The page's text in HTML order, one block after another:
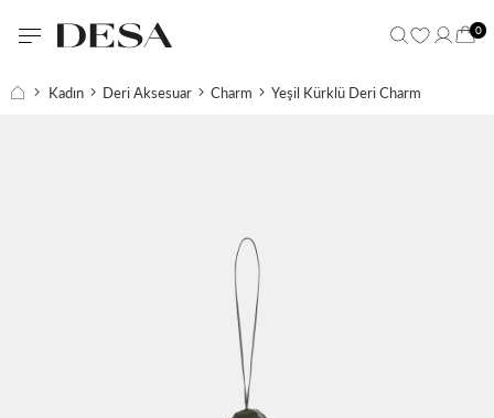
0
Kadın Deri Aksesuar Charm Yeşil Kürklü Deri Charm